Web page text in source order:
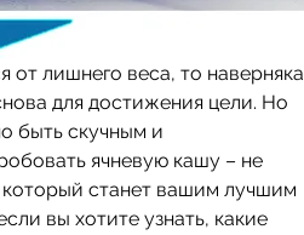
от лишнего веса, то наверняка
для достижения цели. Но
быть скучным и
ячневую кашу – не
который станет вашим лучшим
вы хотите узнать, какие